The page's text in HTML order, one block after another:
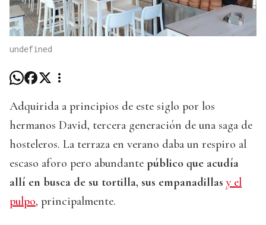
undefined
Adquirida a principios de este siglo por los
hermanos David, tercera generación de una saga de
hosteleros. La terraza en verano daba un respiro al
escaso aforo pero abundante público que acudía
allí en busca de su tortilla, sus empanadillas y el
pulpo, principalmente.